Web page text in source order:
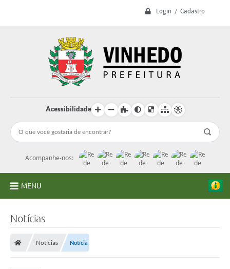
Login / Cadastro
Acessibilidade
Acompanhe-nos:
MENU
Notícias
Notícias Notícia